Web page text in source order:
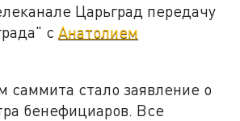
Царьград передачу
сАнатолием
саммита стало заявление о
бенефициаров. Все